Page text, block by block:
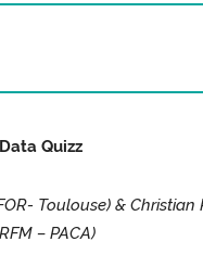
Data Quizz
Toulouse) & Christian
– PACA)